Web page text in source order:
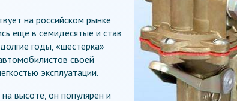
на российском рынке
еще в семидесятые и став
годы, «шестерка»
своей
эксплуатации.
высоте, он популярен и